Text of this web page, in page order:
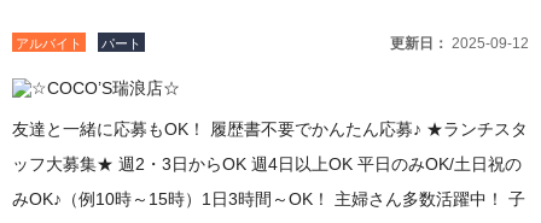
アルバイト パート 更新日： 2025-09-12
友達と一緒に応募もOK！ 履歴書不要でかんたん応募♪ ★ランチスタ
ッフ大募集★ 週2・3日からOK 週4日以上OK 平日のみOK/土日祝の
みOK♪（例10時～15時）1日3時間～OK！ 主婦さん多数活躍中！ 子